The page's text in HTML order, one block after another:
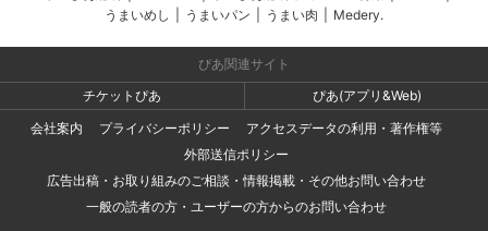
うまいめし
うまいパン うまい肉 Medery.
ぴあ関連サイト
チケットぴあ
ぴあ(アプリ&Web)
会社案内
プライバシーポリシー
アクセスデータの利用・著作権等
外部送信ポリシー
広告出稿・お取り組みのご相談・情報掲載・その他お問い合わせ
一般の読者の方・ユーザーの方からのお問い合わせ